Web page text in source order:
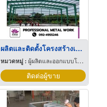
ผลิตและติดตั้งโครงสร้างเหล็กสำเร็จรูป PEB
หมวดหมู่ :ผู้ผลิตและออกแบบโครงสร้างเหล็ก
ติดต่อผู้ขาย